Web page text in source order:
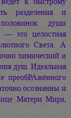
разделения и
души
— это целостная
Света. А
химический и
душ. Идеальная
преобРАжённого
осознанны и
Матери Мира,